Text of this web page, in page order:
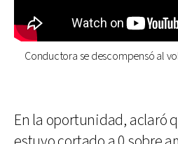
Conductora se descompensó al
En la oportunidad, aclaró